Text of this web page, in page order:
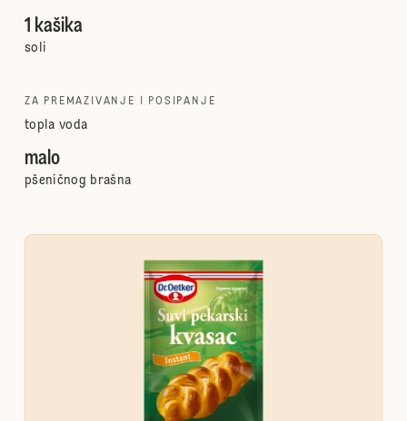
1 kašika
soli
ZA PREMAZIVANJE I POSIPANJE
topla voda
malo
pšeničnog brašna